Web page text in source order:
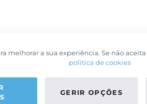
a sua experiência. Se não
política de cookies
GERIR OPÇÕES